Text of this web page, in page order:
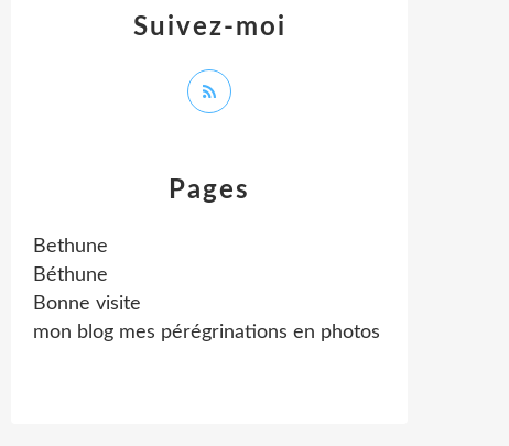
Pages
Bethune
Béthune
Bonne visite
mon blog mes pérégrinations en photos
Suivez-moi